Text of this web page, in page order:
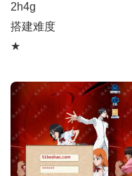
2h4g
搭建难度
★